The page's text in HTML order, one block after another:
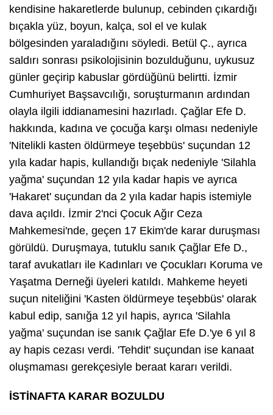
kendisine hakaretlerde bulunup, cebinden çıkardığı
bıçakla yüz, boyun, kalça, sol el ve kulak
bölgesinden yaraladığını söyledi. Betül Ç., ayrıca
saldırı sonrası psikolojisinin bozulduğunu, uykusuz
günler geçirip kabuslar gördüğünü belirtti. İzmir
Cumhuriyet Başsavcılığı, soruşturmanın ardından
olayla ilgili iddianamesini hazırladı. Çağlar Efe D.
hakkında, kadına ve çocuğa karşı olması nedeniyle
'Nitelikli kasten öldürmeye teşebbüs' suçundan 12
yıla kadar hapis, kullandığı bıçak nedeniyle 'Silahla
yağma' suçundan 12 yıla kadar hapis ve ayrıca
'Hakaret' suçundan da 2 yıla kadar hapis istemiyle
dava açıldı. İzmir 2'nci Çocuk Ağır Ceza
Mahkemesi'nde, geçen 17 Ekim'de karar duruşması
görüldü. Duruşmaya, tutuklu sanık Çağlar Efe D.,
taraf avukatları ile Kadınları ve Çocukları Koruma ve
Yaşatma Derneği üyeleri katıldı. Mahkeme heyeti
suçun niteliğini 'Kasten öldürmeye teşebbüs' olarak
kabul edip, sanığa 12 yıl hapis, ayrıca 'Silahla
yağma' suçundan ise sanık Çağlar Efe D.'ye 6 yıl 8
ay hapis cezası verdi. 'Tehdit' suçundan ise kanaat
oluşmaması gerekçesiyle beraat kararı verildi.
İSTİNAFTA KARAR BOZULDU